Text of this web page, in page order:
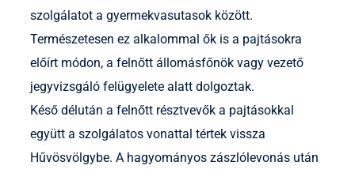
szolgálatot a gyermekvasutasok között.
Természetesen ez alkalommal ők is a pajtásokra
előírt módon, a felnőtt állomásfőnök vagy vezető
jegyvizsgáló felügyelete alatt dolgoztak.
Késő délután a felnőtt résztvevők a pajtásokkal
együtt a szolgálatos vonattal tértek vissza
Hűvösvölgybe. A hagyományos zászlólevonás után